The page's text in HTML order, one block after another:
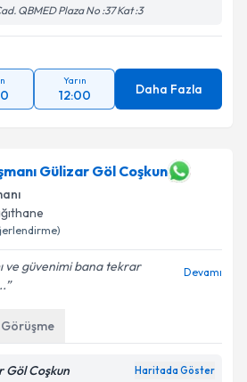
QBMED Plaza No :37 Kat :3
Yarın
12:00 Daha Fazla
Gülizar Göl Coşkun
ve güvenimi bana tekrar
Devamı
Göl Coşkun Haritada Göster